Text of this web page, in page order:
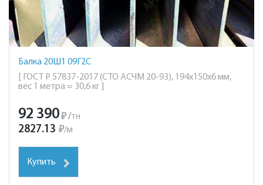
Балка 20Ш1 09Г2С
[ ГОСТ Р 57837-2017 (СТО АСЧМ 20-93), 194х150х6 мм,
вес 1 метра = 30,6 кг ]
92 390₽ /тн
2827.13 ₽/м
Купить